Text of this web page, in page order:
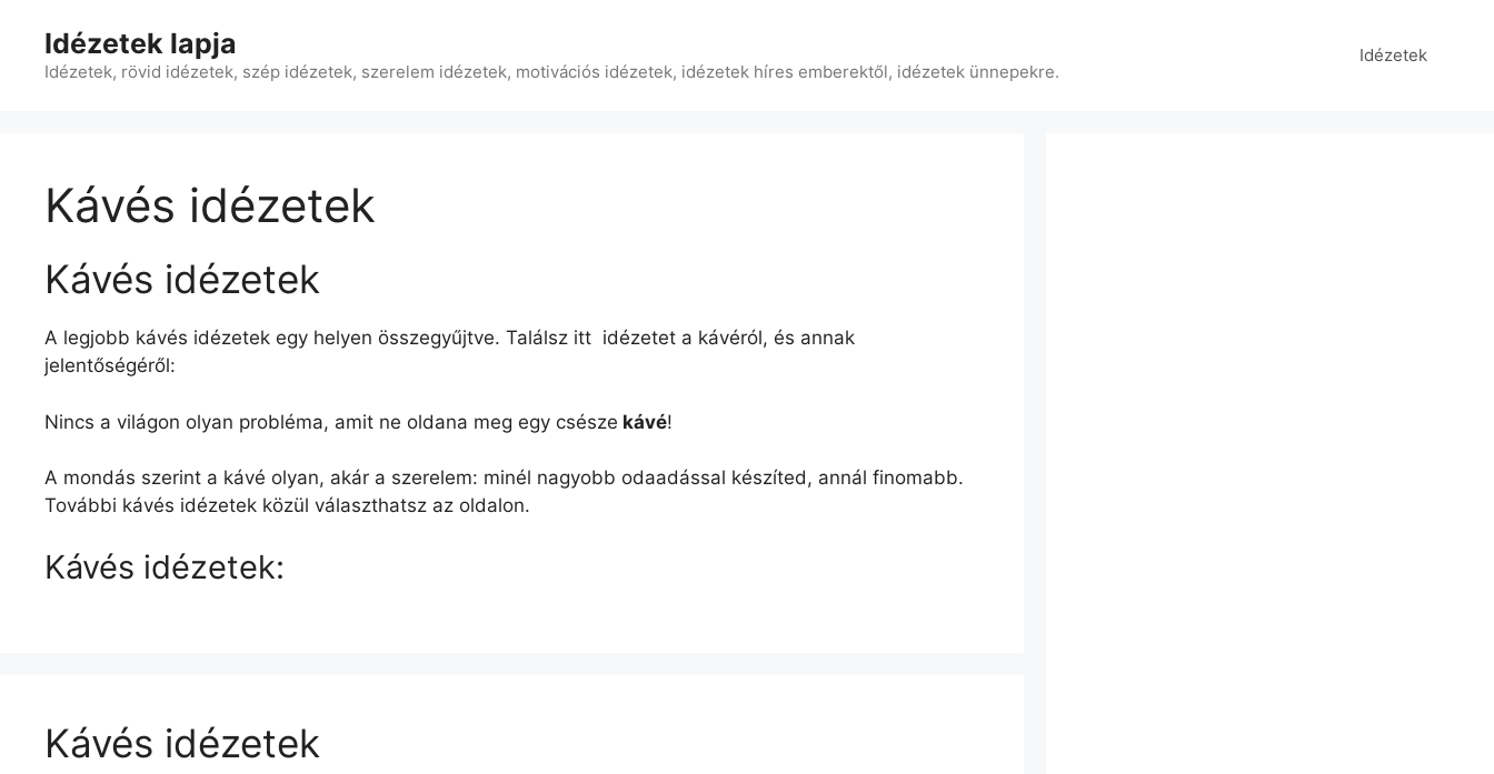
tartalomba
Idézetek lapja
Idézetek, rövid idézetek, szép idézetek, szerelem idézetek, motivációs idézetek, idézetek híres emberektől, idézetek ünnepekre.
Idézetek
Kávés idézetek
Kávés idézetek
A legjobb kávés idézetek egy helyen összegyűjtve. Találsz itt idézetet a kávéról, és annak
jelentőségéről:
Nincs a világon olyan probléma, amit ne oldana meg egy csésze kávé!
A mondás szerint a kávé olyan, akár a szerelem: minél nagyobb odaadással készíted, annál finomabb.
További kávés idézetek közül választhatsz az oldalon.
Kávés idézetek:
Kávés idézetek